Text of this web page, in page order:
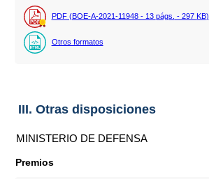
PDF (BOE-A-2021-11948 - 13 págs. - 297 KB)
Otros formatos
III. Otras disposiciones
MINISTERIO DE DEFENSA
Premios